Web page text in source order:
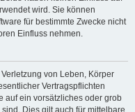
wird. Sie können
für bestimmte Zwecke nicht
Einfluss nehmen.
von Leben, Körper
Vertragspflichten
auf ein vorsätzliches oder grob
Dies gilt auch für mittelbare